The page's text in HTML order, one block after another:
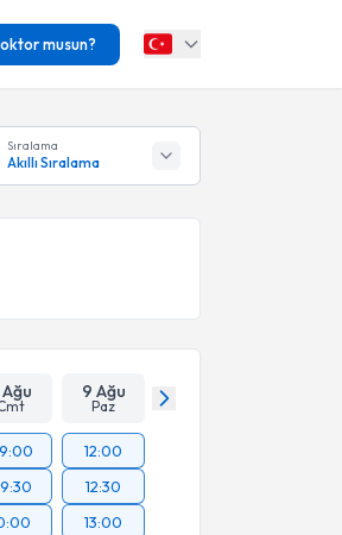
musun?
Sıralama
Akıllı Sıralama
9 Ağu
Paz
12:00
12:30
13:00